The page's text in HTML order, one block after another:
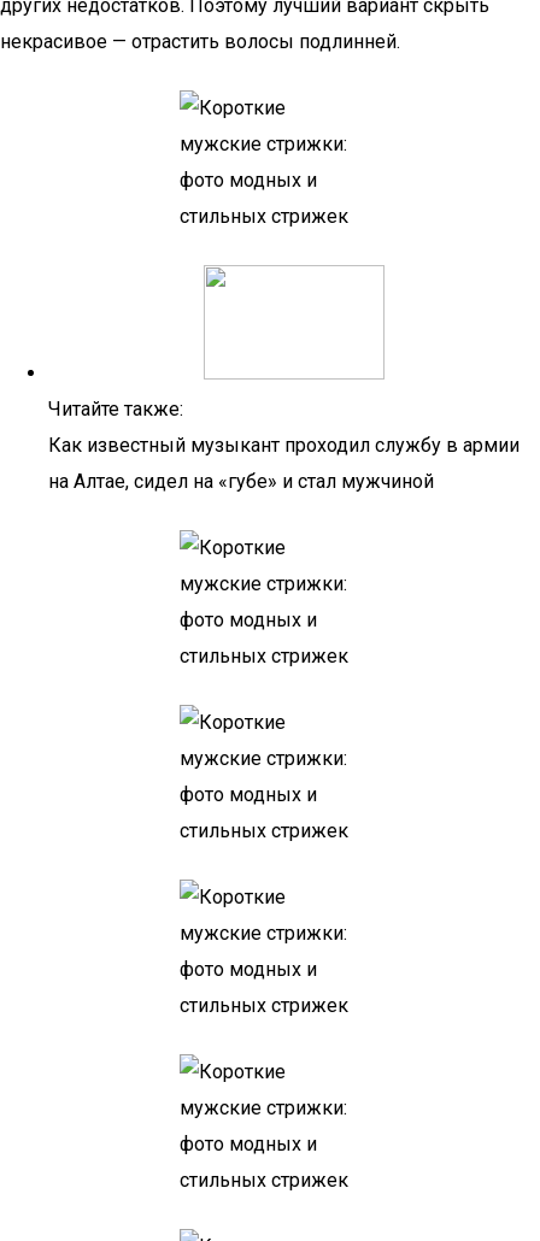
других недостатков. Поэтому лучший вариант скрыть
некрасивое — отрастить волосы подлинней.
Читайте также:
Как известный музыкант проходил службу в армии
на Алтае, сидел на «губе» и стал мужчиной